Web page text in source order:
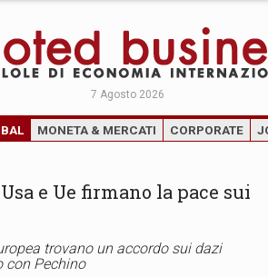
7 Agosto 2026
MONETA & MERCATI CORPORATE
e Ue firmano la pace sui
trovano un accordo sui dazi
con Pechino